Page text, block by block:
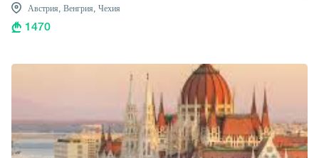
Австрия, Венгрия, Чехия
1470